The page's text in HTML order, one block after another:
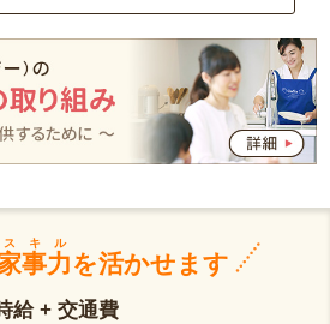
事力
スキル
を活かせます
給 + 交通費